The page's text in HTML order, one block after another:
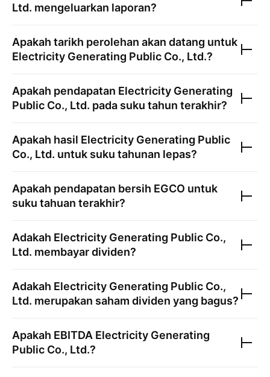
Ltd. mengeluarkan laporan?
Apakah tarikh perolehan akan datang untuk
Electricity Generating Public Co., Ltd.?
Apakah pendapatan Electricity Generating
Public Co., Ltd. pada suku tahun terakhir?
Apakah hasil Electricity Generating Public
Co., Ltd. untuk suku tahunan lepas?
Apakah pendapatan bersih EGCO untuk
suku tahuan terakhir?
Adakah Electricity Generating Public Co.,
Ltd. membayar dividen?
Adakah Electricity Generating Public Co.,
Ltd. merupakan saham dividen yang bagus?
Apakah EBITDA Electricity Generating
Public Co., Ltd.?